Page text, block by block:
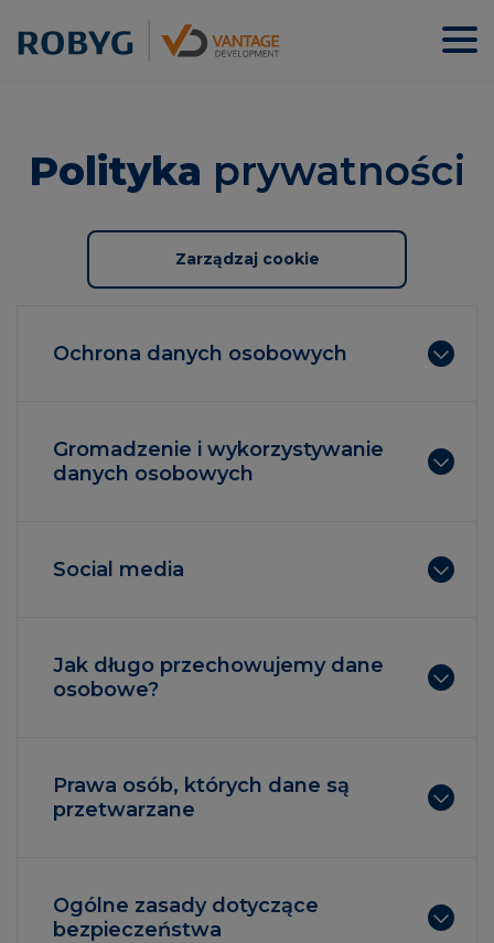
Polityka prywatności
Zarządzaj cookie
Ochrona danych osobowych
Gromadzenie i wykorzystywanie
danych osobowych
Social media
Jak długo przechowujemy dane
osobowe?
Prawa osób, których dane są
przetwarzane
Ogólne zasady dotyczące
bezpieczeństwa